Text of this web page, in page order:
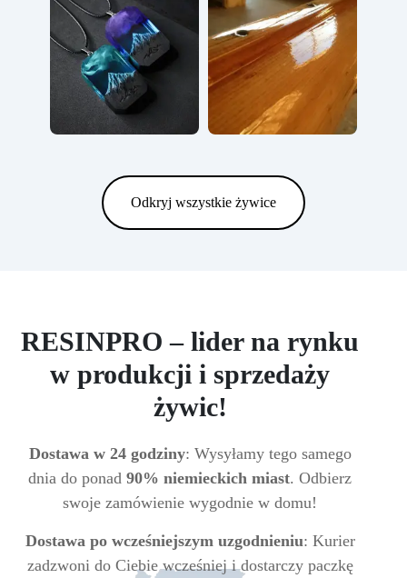
Odkryj wszystkie żywice
RESINPRO – lider na rynku
w produkcji i sprzedaży
żywic!
Dostawa w 24 godziny: Wysyłamy tego samego
dnia do ponad 90% niemieckich miast. Odbierz
swoje zamówienie wygodnie w domu!
Dostawa po wcześniejszym uzgodnieniu: Kurier
zadzwoni do Ciebie wcześniej i dostarczy paczkę